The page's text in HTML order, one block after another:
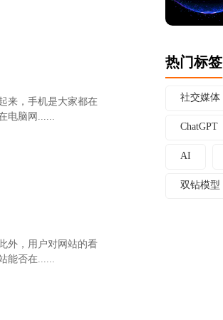
来，手机是大家都在
电脑网......
外，用户对网站的看
能否在......
热门标签
社交媒体
ChatGPT
AI
双钻模型